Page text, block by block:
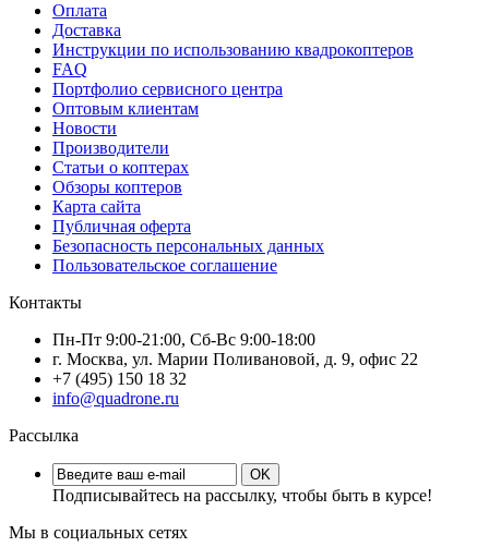
Оплата
Доставка
Инструкции по использованию квадрокоптеров
FAQ
Портфолио сервисного центра
Оптовым клиентам
Новости
Производители
Статьи о коптерах
Обзоры коптеров
Карта сайта
Публичная оферта
Безопасность персональных данных
Пользовательское соглашение
Контакты
Пн-Пт 9:00-21:00, Сб-Вс 9:00-18:00
г. Москва, ул. Марии Поливановой, д. 9, офис 22
+7 (495) 150 18 32
info@quadrone.ru
Рассылка
OK
Подписывайтесь на рассылку, чтобы быть в курсе!
Мы в социальных сетях